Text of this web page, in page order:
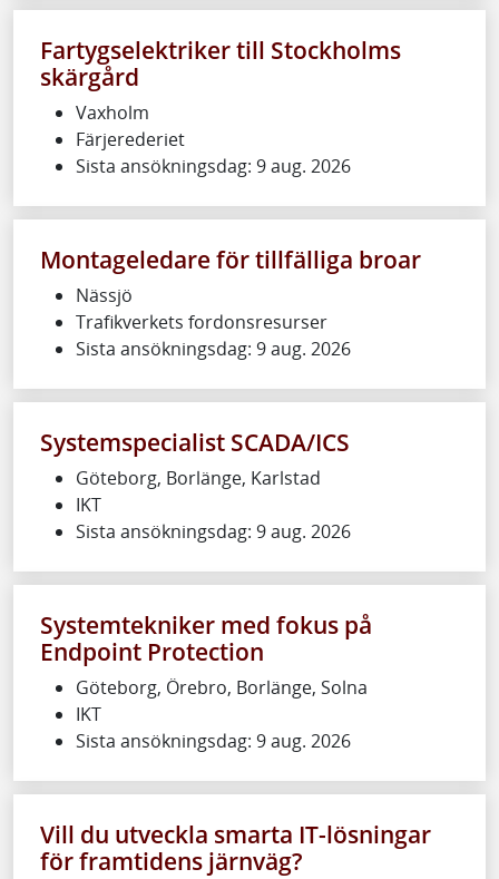
Fartygselektriker till Stockholms
skärgård
Vaxholm
Färjerederiet
Sista ansökningsdag: 9 aug. 2026
Montageledare för tillfälliga broar
Nässjö
Trafikverkets fordonsresurser
Sista ansökningsdag: 9 aug. 2026
Systemspecialist SCADA/ICS
Göteborg, Borlänge, Karlstad
IKT
Sista ansökningsdag: 9 aug. 2026
Systemtekniker med fokus på
Endpoint Protection
Göteborg, Örebro, Borlänge, Solna
IKT
Sista ansökningsdag: 9 aug. 2026
Vill du utveckla smarta IT-lösningar
för framtidens järnväg?